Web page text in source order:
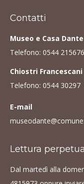
Contatti
Museo e Casa Dante
Telefono: 0544 215676
Chiostri Francescani
Telefono: 0544 30297
E-mail
Lettura
Dal martedì alla